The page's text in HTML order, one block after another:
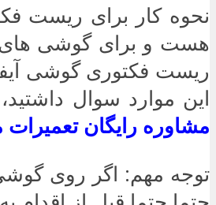
نحوه کار برای ریست
هست و برای گوشی های
ریست فکتوری گوشی
این موارد سوال
مشاوره رایگان تعمیرات
توجه مهم: اگر روی